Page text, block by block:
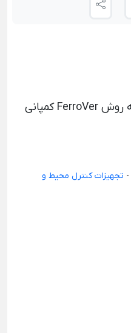
ریجنت (معرف) پودری آهن به روش FerroVer کمپانی
- تجهیزات کنترل محیط و